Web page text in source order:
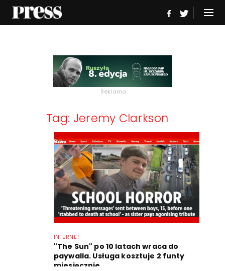
Reklama
Tag: Jeremy Clarkson
INTERNET
"The Sun" po 10 latach wraca do
paywalla. Usługa kosztuje 2 funty
miesięcznie